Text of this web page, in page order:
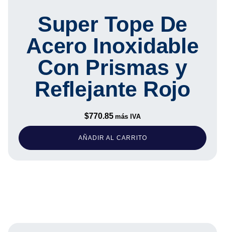
Super Tope De
Acero Inoxidable
Con Prismas y
Reflejante Rojo
$770.85 más IVA
AÑADIR AL CARRITO